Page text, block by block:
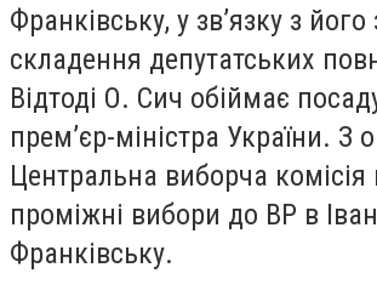
Франківську, у зв’язку з
складення депутатських
Відтоді О. Сич обіймає
прем’єр-міністра України. З
Центральна виборча
проміжні вибори до ВР в
Франківську.